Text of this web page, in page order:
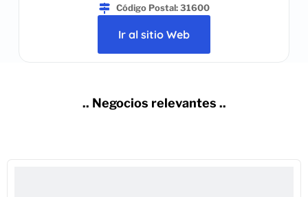
Código Postal: 31600
Ir al sitio Web
.. Negocios relevantes ..